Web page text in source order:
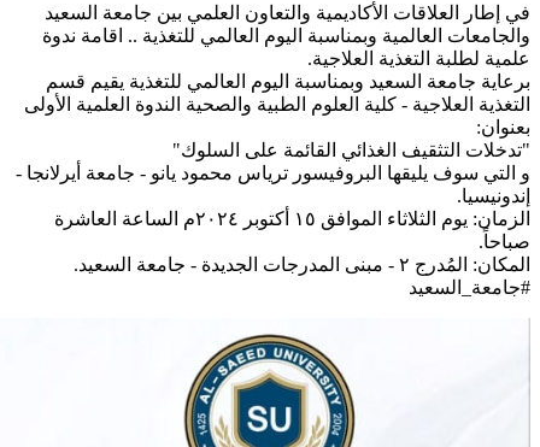
في إطار العلاقات الأكاديمية والتعاون العلمي بين جامعة السعيد
والجامعات العالمية وبمناسبة اليوم العالمي للتغذية .. اقامة ندوة
علمية لطلبة التغذية العلاجية.
برعاية جامعة السعيد وبمناسبة اليوم العالمي للتغذية يقيم قسم
التغذية العلاجية - كلية العلوم الطبية والصحية الندوة العلمية الأولى
بعنوان:
"تدخلات التثقيف الغذائي القائمة على السلوك"
و التي سوف يليقها البروفيسور ترياس محمود يانو - جامعة أيرلانجا -
إندونيسيا.
الزمان: يوم الثلاثاء الموافق ١٥ أكتوبر ٢٠٢٤م الساعة العاشرة
صباحاً.
المكان: المُدرج ٢ - مبنى المدرجات الجديدة - جامعة السعيد.
#جامعة_السعيد